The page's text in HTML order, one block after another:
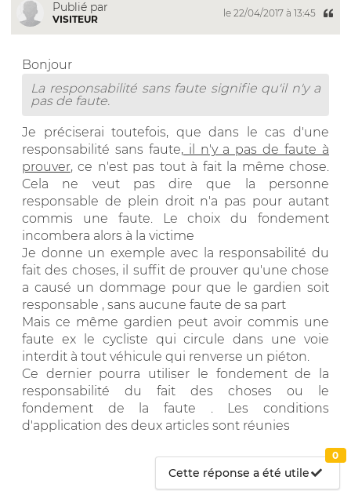
Publié par
VISITEUR
le 22/04/2017 à 13:45
Bonjour
La responsabilité sans faute signifie qu'il n'y a
pas de faute.
Je préciserai toutefois, que dans le cas d'une
responsabilité sans faute,il n'y a pas de faute à
prouver, ce n'est pas tout à fait la même chose.
Cela ne veut pas dire que la personne
responsable de plein droit n'a pas pour autant
commis une faute. Le choix du fondement
incombera alors à la victime
Je donne un exemple avec la responsabilité du
fait des choses, il suffit de prouver qu'une chose
a causé un dommage pour que le gardien soit
responsable , sans aucune faute de sa part
Mais ce même gardien peut avoir commis une
faute ex le cycliste qui circule dans une voie
interdit à tout véhicule qui renverse un piéton.
Ce dernier pourra utiliser le fondement de la
responsabilité du fait des choses ou le
fondement de la faute . Les conditions
d'application des deux articles sont réunies
Cette réponse a été utile
0